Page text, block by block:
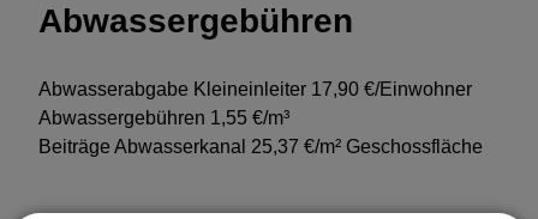
Abwassergebühren
Abwasserabgabe Kleineinleiter 17,90 €/Einwohner
Abwassergebühren 1,55 €/m³
Beiträge Abwasserkanal 25,37 €/m² Geschossfläche